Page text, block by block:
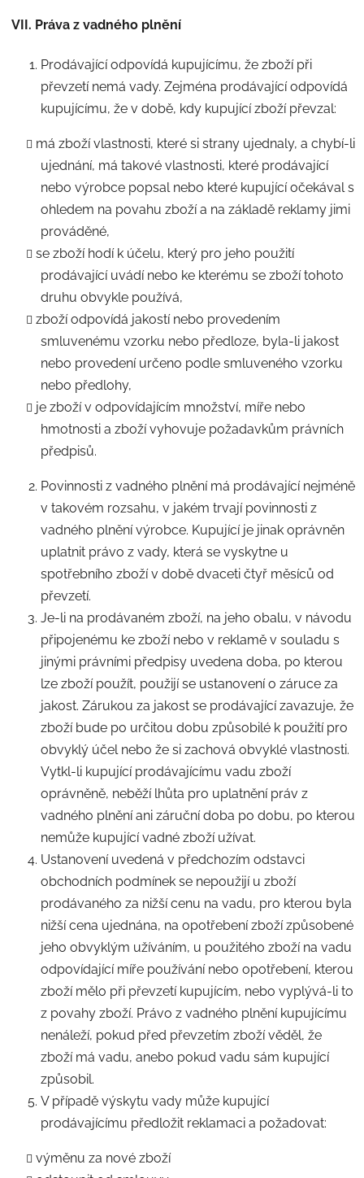
VII. Práva z vadného plnění
Prodávající odpovídá kupujícímu, že zboží při
převzetí nemá vady. Zejména prodávající odpovídá
kupujícímu, že v době, kdy kupující zboží převzal:
má zboží vlastnosti, které si strany ujednaly, a chybí-li
ujednání, má takové vlastnosti, které prodávající
nebo výrobce popsal nebo které kupující očekával s
ohledem na povahu zboží a na základě reklamy jimi
prováděné,
se zboží hodí k účelu, který pro jeho použití
prodávající uvádí nebo ke kterému se zboží tohoto
druhu obvykle používá,
zboží odpovídá jakostí nebo provedením
smluvenému vzorku nebo předloze, byla-li jakost
nebo provedení určeno podle smluveného vzorku
nebo předlohy,
je zboží v odpovídajícím množství, míře nebo
hmotnosti a zboží vyhovuje požadavkům právních
předpisů.
Povinnosti z vadného plnění má prodávající nejméně
v takovém rozsahu, v jakém trvají povinnosti z
vadného plnění výrobce. Kupující je jinak oprávněn
uplatnit právo z vady, která se vyskytne u
spotřebního zboží v době dvaceti čtyř měsíců od
převzetí.
Je-li na prodávaném zboží, na jeho obalu, v návodu
připojenému ke zboží nebo v reklamě v souladu s
jinými právními předpisy uvedena doba, po kterou
lze zboží použít, použijí se ustanovení o záruce za
jakost. Zárukou za jakost se prodávající zavazuje, že
zboží bude po určitou dobu způsobilé k použití pro
obvyklý účel nebo že si zachová obvyklé vlastnosti.
Vytkl-li kupující prodávajícímu vadu zboží
oprávněně, neběží lhůta pro uplatnění práv z
vadného plnění ani záruční doba po dobu, po kterou
nemůže kupující vadné zboží užívat.
Ustanovení uvedená v předchozím odstavci
obchodních podmínek se nepoužijí u zboží
prodávaného za nižší cenu na vadu, pro kterou byla
nižší cena ujednána, na opotřebení zboží způsobené
jeho obvyklým užíváním, u použitého zboží na vadu
odpovídající míře používání nebo opotřebení, kterou
zboží mělo při převzetí kupujícím, nebo vyplývá-li to
z povahy zboží. Právo z vadného plnění kupujícímu
nenáleží, pokud před převzetím zboží věděl, že
zboží má vadu, anebo pokud vadu sám kupující
způsobil.
V případě výskytu vady může kupující
prodávajícímu předložit reklamaci a požadovat:
výměnu za nové zboží